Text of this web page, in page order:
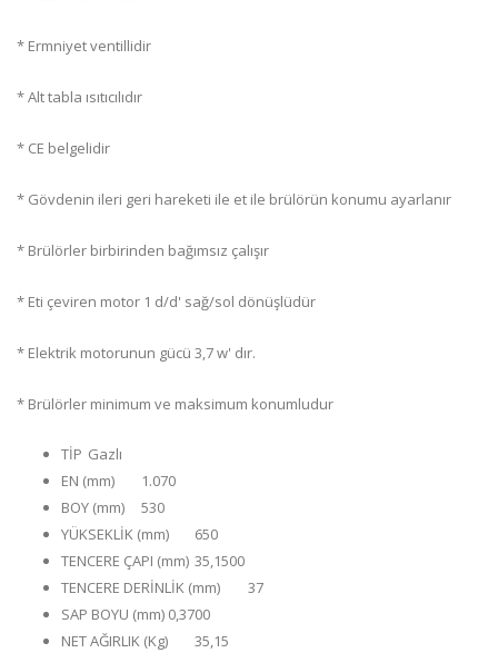
* Ermniyet ventillidir
* Alt tabla ısıtıcılıdır
* CE belgelidir
* Gövdenin ileri geri hareketi ile et ile brülörün konumu ayarlanır
* Brülörler birbirinden bağımsız çalışır
* Eti çeviren motor 1 d/d' sağ/sol dönüşlüdür
* Elektrik motorunun gücü 3,7 w' dır.
* Brülörler minimum ve maksimum konumludur
TİP Gazlı
EN (mm)
1.070
BOY (mm)
530
YÜKSEKLİK (mm)
650
TENCERE ÇAPI (mm) 35,1500
TENCERE DERİNLİK (mm)
37
SAP BOYU (mm) 0,3700
NET AĞIRLIK (Kg)
35,15